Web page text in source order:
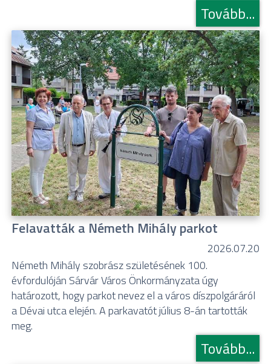
Tovább...
Felavatták a Németh Mihály parkot
2026.07.20
Németh Mihály szobrász születésének 100.
évfordulóján Sárvár Város Önkormányzata úgy
határozott, hogy parkot nevez el a város díszpolgáráról
a Dévai utca elején. A parkavatót július 8-án tartották
meg.
Tovább...